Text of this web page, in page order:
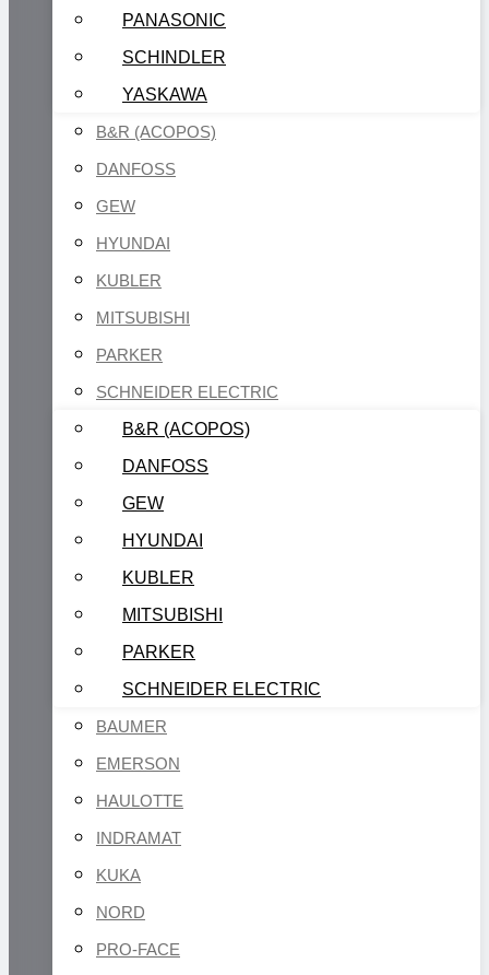
PANASONIC
SCHINDLER
YASKAWA
B&R (ACOPOS)
DANFOSS
GEW
HYUNDAI
KUBLER
MITSUBISHI
PARKER
SCHNEIDER ELECTRIC
B&R (ACOPOS)
DANFOSS
GEW
HYUNDAI
KUBLER
MITSUBISHI
PARKER
SCHNEIDER ELECTRIC
BAUMER
EMERSON
HAULOTTE
INDRAMAT
KUKA
NORD
PRO-FACE